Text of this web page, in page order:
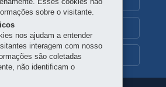
INSTITUCIONAL
sobre o visitante.
nos ajudam a entender
interagem com nosso
são coletadas
não identificam o